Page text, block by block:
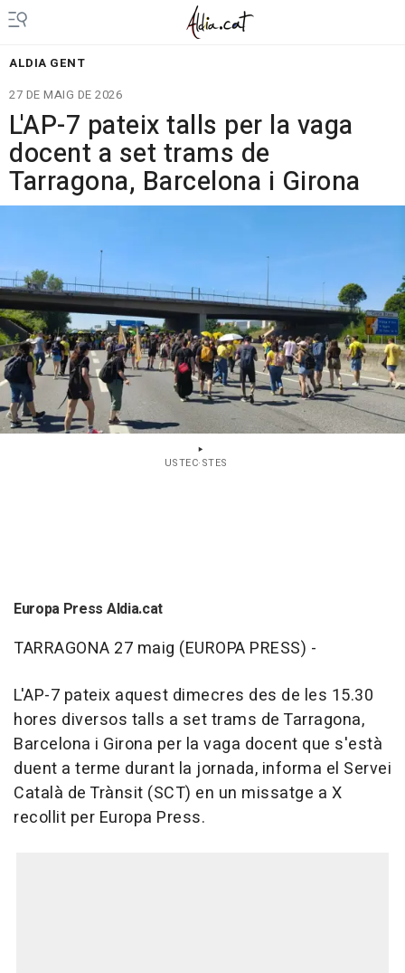
ALDIA GENT
27 DE MAIG DE 2026
L'AP-7 pateix talls per la vaga
docent a set trams de
Tarragona, Barcelona i Girona
USTEC·STES
Europa Press Aldia.cat
TARRAGONA 27 maig (EUROPA PRESS) -
L'AP-7 pateix aquest dimecres des de les 15.30
hores diversos talls a set trams de Tarragona,
Barcelona i Girona per la vaga docent que s'està
duent a terme durant la jornada, informa el Servei
Català de Trànsit (SCT) en un missatge a X
recollit per Europa Press.